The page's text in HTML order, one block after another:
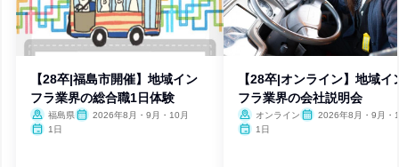
【28卒|福島市開催】地域イン
フラ業界の総合職1日体験
福島県
2026年8月・9月・10月
1日
【28卒|オンライン】地域イ
フラ業界の会社説明会
オンライン
2026年8月・9月・
1日